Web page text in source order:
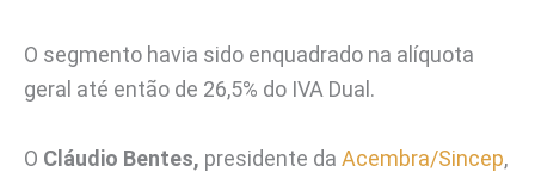
O segmento havia sido enquadrado na alíquota
geral até então de 26,5% do IVA Dual.
O Cláudio Bentes, presidente da Acembra/Sincep,